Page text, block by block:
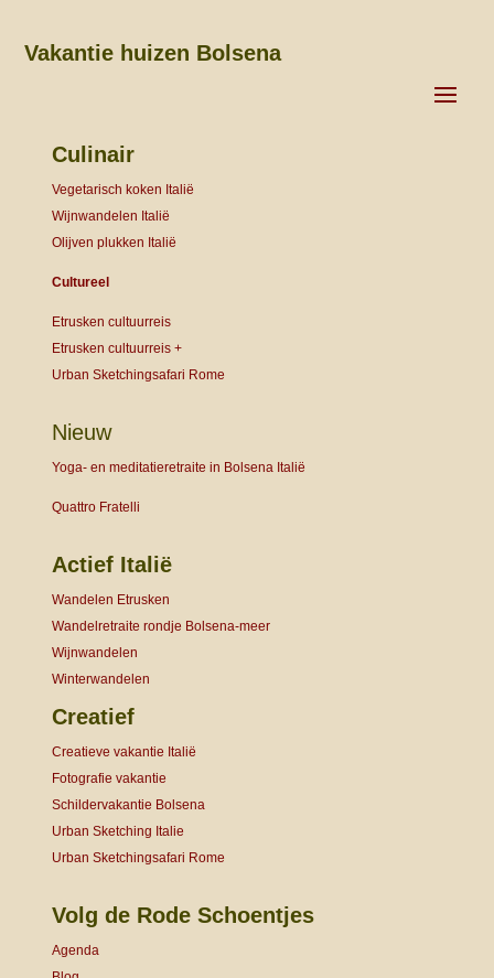
Vakantie huizen Bolsena
Culinair
Vegetarisch koken Italië
Wijnwandelen Italië
Olijven plukken Italië
Cultureel
Etrusken cultuurreis
Etrusken cultuurreis +
Urban Sketchingsafari Rome
Nieuw
Yoga- en meditatieretraite in Bolsena Italië
Quattro Fratelli
Actief Italië
Wandelen Etrusken
Wandelretraite rondje Bolsena-meer
Wijnwandelen
Winterwandelen
Creatief
Creatieve vakantie Italië
Fotografie vakantie
Schildervakantie Bolsena
Urban Sketching Italie
Urban Sketchingsafari Rome
Volg de Rode Schoentjes
Agenda